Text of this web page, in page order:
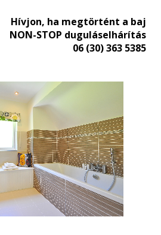
Hívjon, ha megtörtént a baj
NON-STOP duguláselhárítás
06 (30) 363 5385